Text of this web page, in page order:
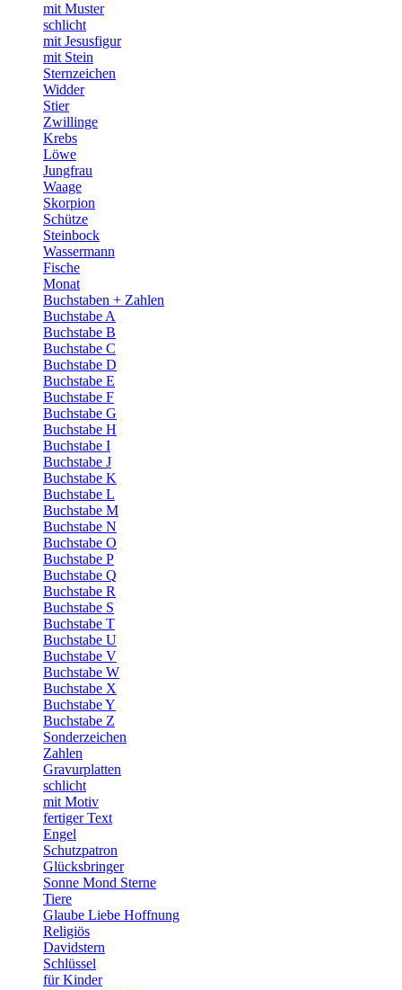
mit Muster
schlicht
mit Jesusfigur
mit Stein
Sternzeichen
Widder
Stier
Zwillinge
Krebs
Löwe
Jungfrau
Waage
Skorpion
Schütze
Steinbock
Wassermann
Fische
Monat
Buchstaben + Zahlen
Buchstabe A
Buchstabe B
Buchstabe C
Buchstabe D
Buchstabe E
Buchstabe F
Buchstabe G
Buchstabe H
Buchstabe I
Buchstabe J
Buchstabe K
Buchstabe L
Buchstabe M
Buchstabe N
Buchstabe O
Buchstabe P
Buchstabe Q
Buchstabe R
Buchstabe S
Buchstabe T
Buchstabe U
Buchstabe V
Buchstabe W
Buchstabe X
Buchstabe Y
Buchstabe Z
Sonderzeichen
Zahlen
Gravurplatten
schlicht
mit Motiv
fertiger Text
Engel
Schutzpatron
Glücksbringer
Sonne Mond Sterne
Tiere
Glaube Liebe Hoffnung
Religiös
Davidstern
Schlüssel
für Kinder